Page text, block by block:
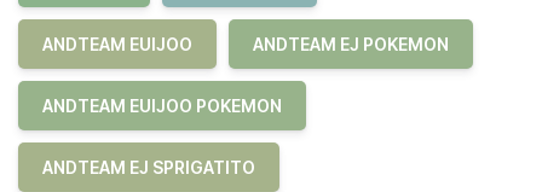
ANDTEAM EUIJOO ANDTEAM EJ POKEMON
ANDTEAM EUIJOO POKEMON
ANDTEAM EJ SPRIGATITO